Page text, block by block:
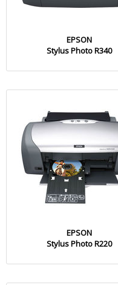
EPSON
Stylus Photo R340
EPSON
Stylus Photo R220